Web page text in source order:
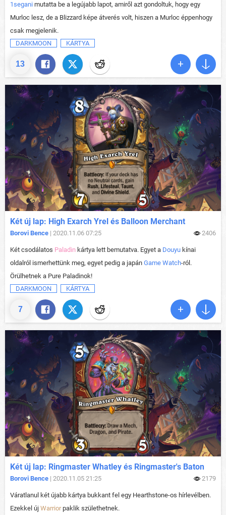
13
1segani mutatta be a legújabb lapot, amiről azt gondoltuk, hogy egy
Murloc lesz, de a Blizzard képe átverés volt, hiszen a Murloc éppenhogy
csak megjelenik.
DARKMOON
KÁRTYA
7
Két új lap: High Exarch Yrel és Balloon Merchant
Borovi Bence | 2020.11.06 07:25 2406
Két csodálatos Paladin kártya lett bemutatva. Egyet a Douyu kínai
oldalról ismerhettünk meg, egyet pedig a japán Game Watch-ról.
Örülhetnek a Pure Paladinok!
DARKMOON
KÁRTYA
Két új lap: Ringmaster Whatley és Ringmaster's Baton
Borovi Bence | 2020.11.05 21:25 2179
Váratlanul két újabb kártya bukkant fel egy Hearthstone-os hírlevélben.
Ezekkel új Warriorpaklik születhetnek.